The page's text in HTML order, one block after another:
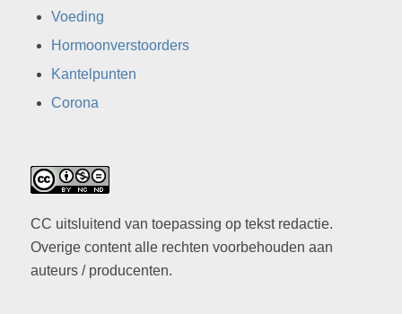
Voeding
Hormoonverstoorders
Kantelpunten
Corona
CC uitsluitend van toepassing op tekst redactie.
Overige content alle rechten voorbehouden aan
auteurs / producenten.